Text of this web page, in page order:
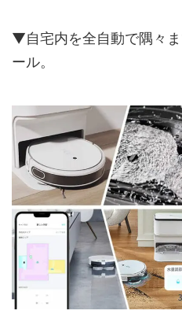
▼自宅内を全自動で隅々
ール。